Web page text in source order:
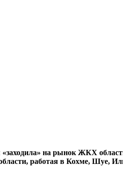
на рынок ЖКХ
работая в Кохме, Шуе,